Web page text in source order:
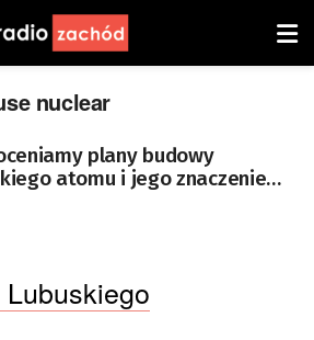
nuclear
plany budowy
atomu i jego znaczenie